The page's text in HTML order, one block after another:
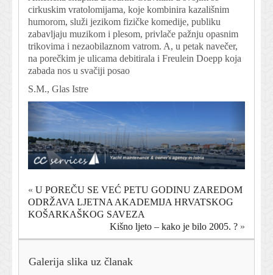
cirkuskim vratolomijama, koje kombinira kazališnim
humorom, služi jezikom fizičke komedije, publiku
zabavljaju muzikom i plesom, privlače pažnju opasnim
trikovima i nezaobilaznom vatrom. A, u petak navečer,
na porečkim je ulicama debitirala i Freulein Doepp koja
zabada nos u svačiji posao
S.M., Glas Istre
« U POREČU SE VEĆ PETU GODINU ZAREDOM
ODRŽAVA LJETNA AKADEMIJA HRVATSKOG
KOŠARKAŠKOG SAVEZA
Kišno ljeto – kako je bilo 2005. ? »
Galerija slika uz članak